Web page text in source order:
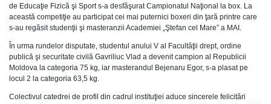
de Educaţie Fizică şi Sport s-a desfăşurat Campionatul Naţional la box. La
această competiţie au participat cei mai puternici boxeri din ţară printre care
s-au regăsit studenţii şi masteranzii Academiei „Ştefan cel Mare” a MAI.
În urma rundelor disputate, studentul anului V al Facultăţii drept, ordine
publică şi securitate civilă Gavriliuc Vlad a devenit campion al Republicii
Moldova la categoria 75 kg, iar masterandul Bejenaru Egor, s-a plasat pe
locul 2 la categoria 63,5 kg.
Colectivul catedrei de profil din cadrul instituţiei aduce sincerele felicitări